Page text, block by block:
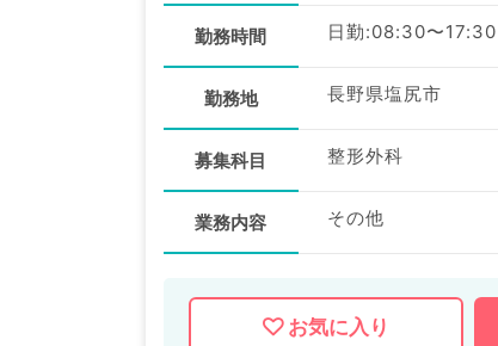
勤務時間 日勤:08:30〜
勤務地 長野県塩尻市
募集科目 整形外科
業務内容 その他
お気に入り